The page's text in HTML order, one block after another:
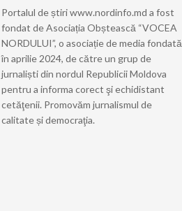
Portalul de știri www.nordinfo.md a fost
fondat de Asociația Obștească “VOCEA
NORDULUI”, o asociație de media fondată
în aprilie 2024, de către un grup de
jurnaliști din nordul Republicii Moldova
pentru a informa corect şi echidistant
cetăţenii. Promovăm jurnalismul de
calitate și democraţia.